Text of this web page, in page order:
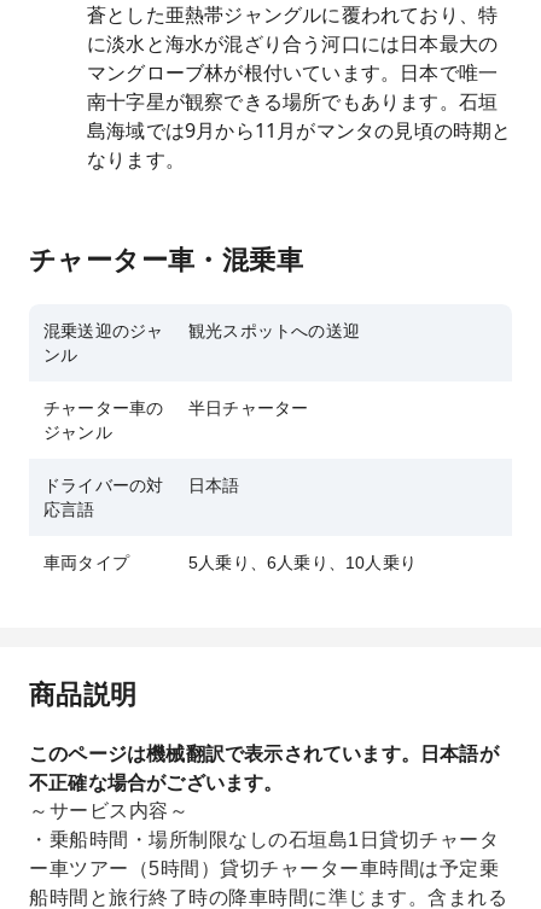
蒼とした亜熱帯ジャングルに覆われており、特
に淡水と海水が混ざり合う河口には日本最大の
マングローブ林が根付いています。日本で唯一
南十字星が観察できる場所でもあります。石垣
島海域では9月から11月がマンタの見頃の時期と
なります。
チャーター車・混乗車
混乗送迎のジャ
ンル
観光スポットへの送迎
チャーター車の
ジャンル
半日チャーター
ドライバーの対
応言語
日本語
車両タイプ 5人乗り、6人乗り、10人乗り
商品説明
このページは機械翻訳で表示されています。日本語が
不正確な場合がございます。
～サービス内容～
・乗船時間・場所制限なしの石垣島1日貸切チャータ
ー車ツアー（5時間）貸切チャーター車時間は予定乗
船時間と旅行終了時の降車時間に準じます。含まれる